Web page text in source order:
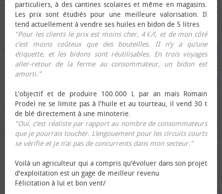
particuliers, à des cantines scolaires et même en magasins.
Les prix sont étudiés pour une meilleure valorisation. Il
tend actuellement à vendre ses huiles en bidon de 5 litres
"Pour les clients le prix est moins cher, 4 €/l, et de mon côté
c’est moins coûteux que des bouteilles. II n’y a qu’une
étiquette, et les bidons sont réutilisables. En trois voyages
aller-retour de la ferme au consommateur, un bidon est
amorti."
L'objectif et de produire 100.000 L par an mais Romain
Prodel ne se limite pas à l'huile et au tourteau, il vend 30 t
de blé directement à une minoterie.
"Oui, c’est réaliste par rapport au nombre de consommateurs
que je pourrais toucher. L’engouement pour les circuits courts
se vérifie et je n’ai pas de concurrents dans mon secteur."
Voilà un agriculteur qui a compris qu'évoluer dans son projet
d'exploitation est un gage de meilleur revenu
Félicitation à lui et bon vent/